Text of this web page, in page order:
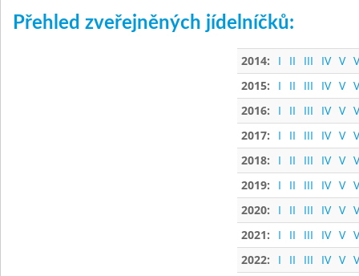
Přehled zveřejněných jídelníčků:
2014: I II III IV V
2015:
I II III IV V
2016:
I II III IV V
2017:
I II III IV V
2018:
I II III IV V
2019:
I II III IV V
2020:
I II III IV V
2021:
I II III IV V
2022:
I II III IV V